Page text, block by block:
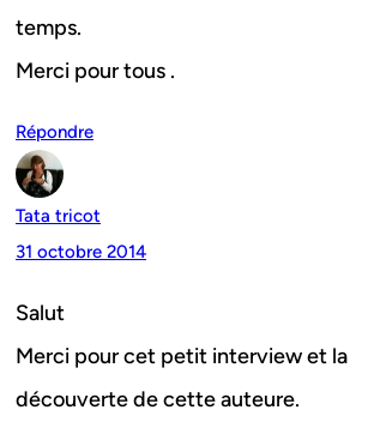
temps.
Merci pour tous .
Répondre
Tata tricot
31 octobre 2014
Salut
Merci pour cet petit interview et la
découverte de cette auteure.